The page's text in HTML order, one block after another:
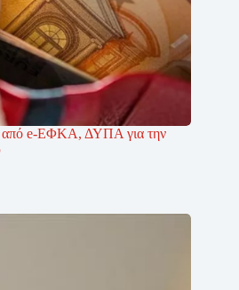
από e-ΕΦΚΑ, ΔΥΠΑ για την